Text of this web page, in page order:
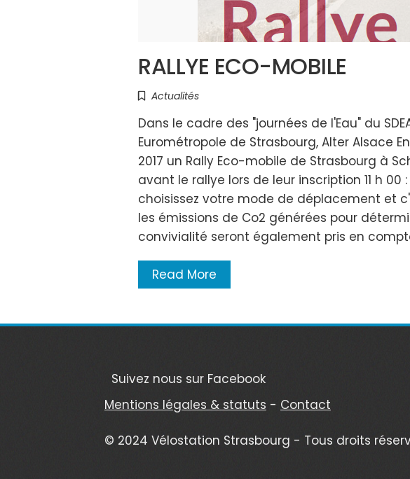
RALLYE ECO-MOBILE
Actualités
Dans le cadre des "journées de l'Eau" du
Eurométropole de Strasbourg, Alter Alsace
2017 un Rally Eco-mobile de Strasbourg à
avant le rallye lors de leur inscription 11 h 00
choisissez votre mode de déplacement et
les émissions de Co2 générées pour
convivialité seront également pris en
Read More
Suivez nous sur Facebook
Mentions légales & statuts - Contact
© 2024 Vélostation Strasbourg - Tous droits